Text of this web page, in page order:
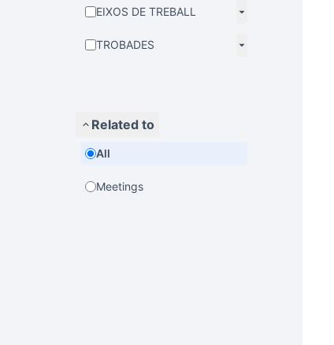
EIXOS DE TREBALL
TROBADES
Related to
All
Meetings